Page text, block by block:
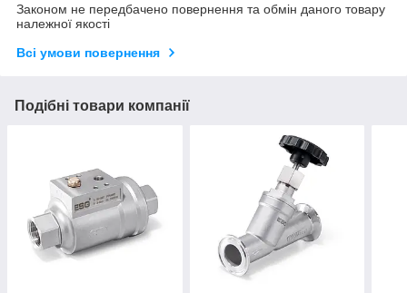
Законом не передбачено повернення та обмін даного товару
належної якості
Всі умови повернення
Подібні товари компанії